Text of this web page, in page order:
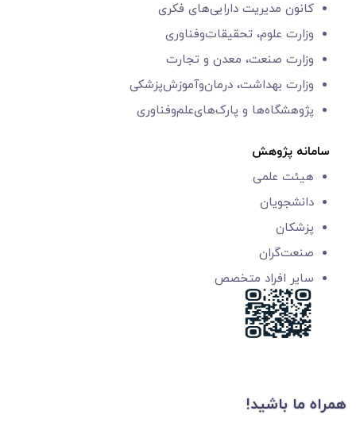
کانون مدیریت دارایی‌های فکری
وزارت علوم، تحقیقات‌وفناوری
وزارت صنعت، معدن و تجارت
وزارت بهداشت، درمان‌وآموزش‌پزشکی
پژوهشگاه‌ها و پارک‌های‌‌علم‌‌و‌فناوری
سامانه پژوهش
هیئت علمی
دانشجویان
پزشکان
صنعت‌گران
سایر افراد متخصص
همراه ما باشید!